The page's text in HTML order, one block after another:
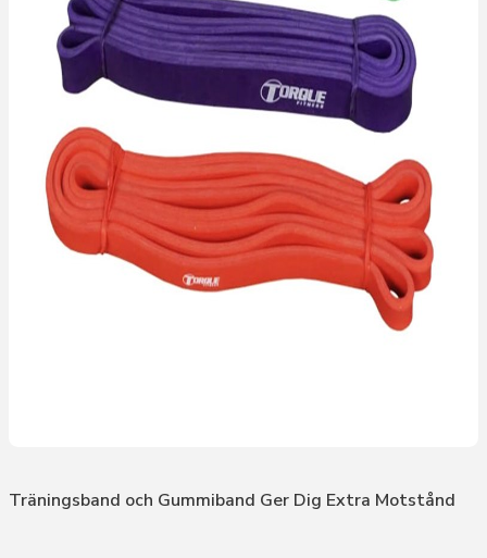
Träningsband och Gummiband Ger Dig Extra Motstånd